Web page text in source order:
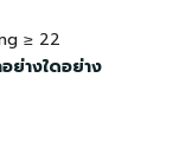
≥ 22
างใดอย่าง